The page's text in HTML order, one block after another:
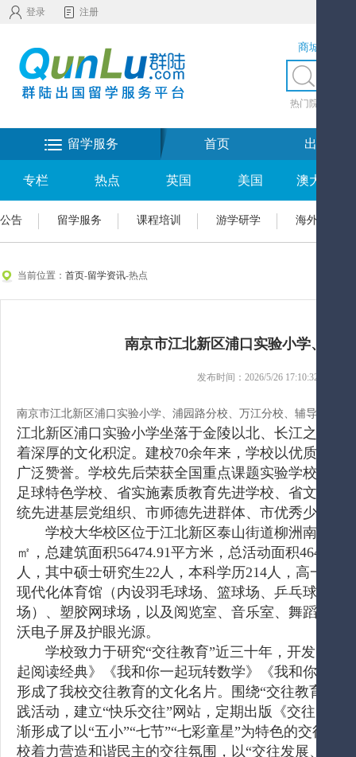
登录 注册
商城服务
热门院校
留学服务 首页 出国留学
专栏 热点 英国 美国 澳大利亚
公告 留学服务 课程培训 游学研学 海外置业
当前位置： 首页-留学资讯-热点
南京市江北新区浦口实验小学、浦
发布时间：2026/5/26 17:10:32 来
南京市江北新区浦口实验小学、浦园路分校、万江分校、辅导班哪家
江北新区浦口实验小学坐落于金陵以北、长江之滨，
着深厚的文化积淀。建校70余年来，学校以优质的教
广泛赞誉。学校先后荣获全国重点课题实验学校、
足球特色学校、省实施素质教育先进学校、省文明
统先进基层党组织、市师德先进群体、市优秀少先大
学校大华校区位于江北新区泰山街道柳洲南路8号
㎡，总建筑面积56474.91平方米，总活动面积
人，其中硕士研究生22人，本科学历214人，高一级
现代化体育馆（内设羽毛球场、篮球场、乒乓球室等
场）、塑胶网球场，以及阅览室、音乐室、舞蹈房
沃电子屏及护眼光源。
学校致力于研究“交往教育”近三十年，开发并实
起阅读经典》《我和你一起玩转数学》《我和你一
形成了我校交往教育的文化名片。围绕“交往教育”
践活动，建立“快乐交往”网站，定期出版《交往》校
渐形成了以“五小”“七节”“七彩童星”为特色的交往
校着力营造和谐民主的交往氛围，以“交往发展、交